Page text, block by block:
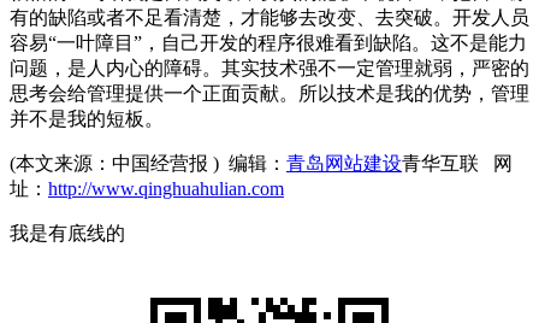
有的缺陷或者不足看清楚，才能够去改变、去突破。开发人员
容易“一叶障目”，自己开发的程序很难看到缺陷。这不是能力
问题，是人内心的障碍。其实技术强不一定管理就弱，严密的
思考会给管理提供一个正面贡献。所以技术是我的优势，管理
并不是我的短板。
(本文来源：中国经营报 ) 编辑： 青岛网站建设青华互联 网
址： http://www.qinghuahulian.com
我是有底线的